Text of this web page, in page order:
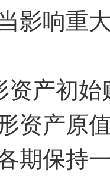
影响重
资产初
资产原
期保持